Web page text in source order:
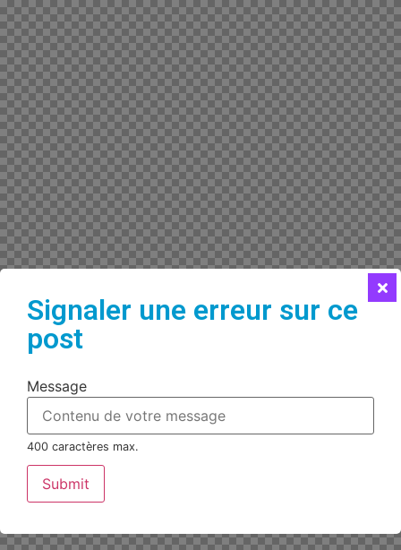
Signaler une erreur sur ce
post
Message
400 caractères max.
Submit